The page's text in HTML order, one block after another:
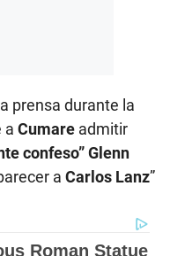
prensa durante la
a Cumare admitir
confeso” Glenn
a Carlos Lanz”